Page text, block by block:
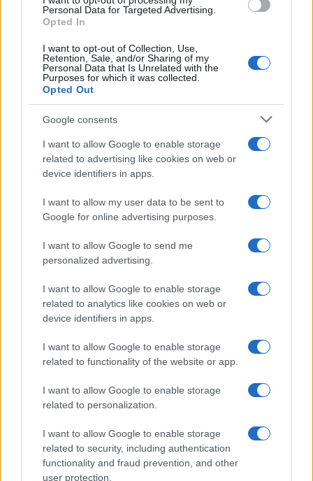
Personal Data for Targeted Advertising.
Opted In
I want to opt-out of Collection, Use,
Retention, Sale, and/or Sharing of my
Personal Data that Is Unrelated with the
Purposes for which it was collected.
Opted Out
Google consents
I want to allow Google to enable storage
related to advertising like cookies on web or
device identifiers in apps.
I want to allow my user data to be sent to
Google for online advertising purposes.
I want to allow Google to send me
personalized advertising.
I want to allow Google to enable storage
related to analytics like cookies on web or
device identifiers in apps.
I want to allow Google to enable storage
related to functionality of the website or app.
I want to allow Google to enable storage
related to personalization.
I want to allow Google to enable storage
related to security, including authentication
functionality and fraud prevention, and other
user protection.
#DODIK
POVEZANO
Bosna i Hercegovina
Dodik tvrdi da su Britanci htjeli
da ga "zveknu": Oglasila se
ambasada UK-a, evo šta su rekli